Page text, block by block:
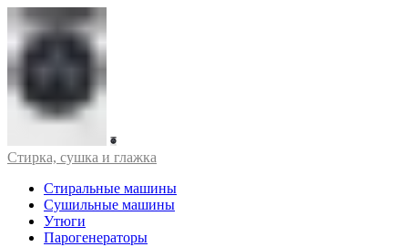
Стирка, сушка и глажка
Стиральные машины
Сушильные машины
Утюги
Парогенераторы